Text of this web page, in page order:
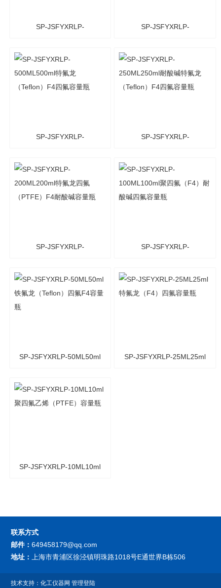
SP-JSFYXRLP-
（Teflon）F4四氟容量瓶
SP-JSFYXRLP-
（Teflon）F4四氟容量瓶
SP-JSFYXRLP-
（Teflon）F4四氟容量瓶
SP-JSFYXRLP-
（Teflon）F4四氟容量瓶
SP-JSFYXRLP-
（PTFE）F4耐酸碱容量瓶
SP-JSFYXRLP-
耐酸碱四氟容量瓶
SP-JSFYXRLP-50ML50ml
量瓶
SP-JSFYXRLP-25ML25ml
SP-JSFYXRLP-10ML10ml
联系方式
邮件：649458179@qq.com
地址：
上海市青浦区徐泾镇明珠路1018号E通世界B栋506
技术支持：化工仪器网 管理登陆